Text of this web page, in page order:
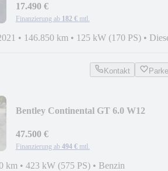
17.490 €
Finanzierung ab 182 € mtl.
• 146.850 km • 125 kW (170 PS) •
Kontakt
Bentley Continental GT 6.0 W12
47.500 €
Finanzierung ab 494 € mtl.
km • 423 kW (575 PS) • Benzin